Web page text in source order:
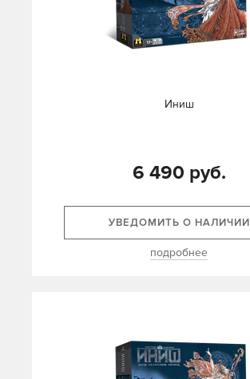
Иниш
6 490 руб.
УВЕДОМИТЬ О НАЛИЧИИ
подробнее